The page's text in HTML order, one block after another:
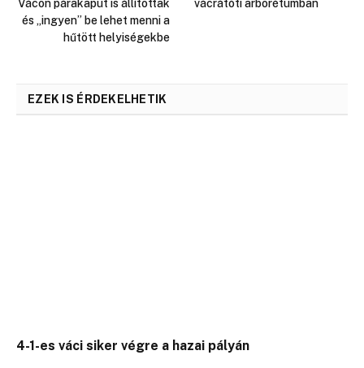
Vácon párakaput is állítottak
és „ingyen” be lehet menni a
hűtött helyiségekbe
vácrátóti arborétumban
EZEK IS ÉRDEKELHETIK
4-1-es váci siker végre a hazai pályán